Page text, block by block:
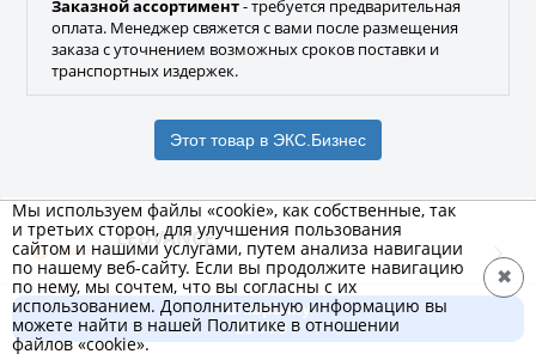
Заказной ассортимент- требуется предварительная
оплата. Менеджер свяжется с вами после размещения
заказа с уточнением возможных сроков поставки и
транспортных издержек.
Этот товар в ЭКС.Бизнес
LEDVANCE
Бренд
Характеристики Добавить к сравнению
В корзину
23 790 ₽
Мы используем файлы «cookie», как собственные, так
и третьих сторон, для улучшения пользования
сайтом и нашими услугами, путем анализа навигации
по нашему веб-сайту. Если вы продолжите навигацию
по нему, мы сочтем, что вы согласны с их
использованием. Дополнительную информацию вы
можете найти в нашей Политике в отношении
файлов «cookie».
✖